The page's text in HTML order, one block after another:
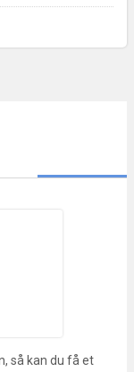
så kan du få et